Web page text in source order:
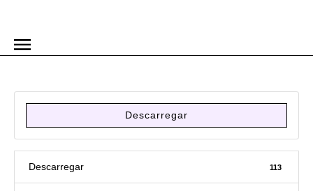
Descarregar
Descarregar 113